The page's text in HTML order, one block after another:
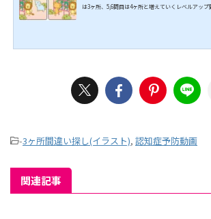
は3ヶ所、5,6問目は4ヶ所と増えていくレベルアッ
-3ヶ所間違い探し(イラスト), 認知症予防動画
関連記事